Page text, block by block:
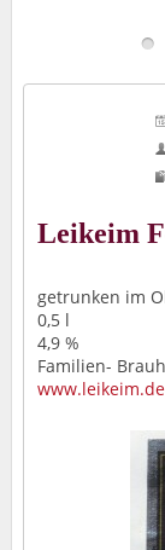
Leikeim
getrunken im
0,5 l
4,9 %
Familien-
www.leikeim.de